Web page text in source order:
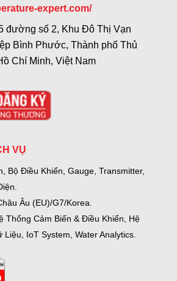
expert.com/
đường số 2, Khu Đô Thị Vạn
Bình Phước, Thành phố Thủ
Chí Minh, Việt Nam
VỤ
Bộ Điều Khiển, Gauge, Transmitter,
Âu (EU)/G7/Korea.
Thống Cảm Biến & Điều Khiển, Hệ
IoT System, Water Analytics.